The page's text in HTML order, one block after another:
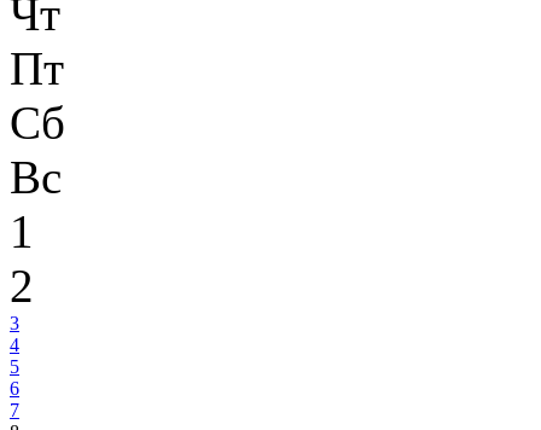
Чт
Пт
Сб
Вс
1
2
3
4
5
6
7